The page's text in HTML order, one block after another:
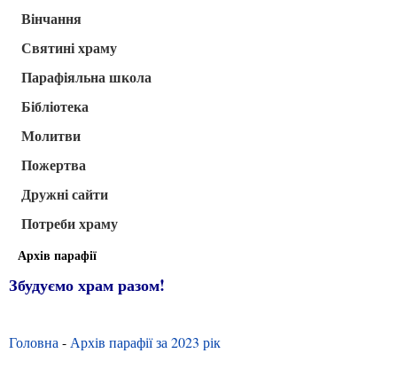
Вінчання
Святині храму
Парафіяльна школа
Бібліотека
Молитви
Пожертва
Дружні сайти
Потреби храму
Архів парафії
Збудуємо храм разом!
Головна - Архів парафії за 2023 рік